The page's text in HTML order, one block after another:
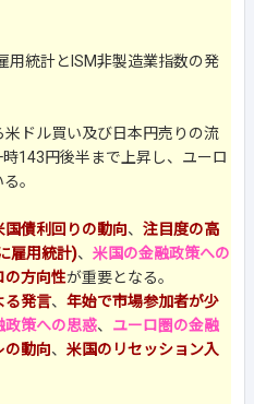
用統計とISM非製造業指数の発
ドル買い及び日本円売りの流
143円後半まで上昇し、ユーロ
。
国債利回りの動向、 注目度の高
雇用統計)、 米国の金融政策への
の方向性が重要となる。
る発言、 年始で市場参加者が少
政策への思惑、 ユーロ圏の金融
の動向、 米国のリセッション入